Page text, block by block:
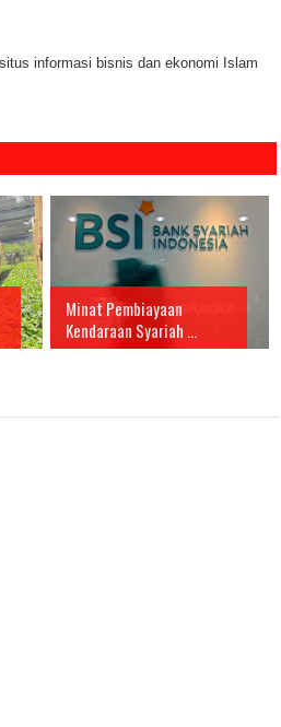
informasi bisnis dan ekonomi Islam
Minat Pembiayaan
Kendaraan Syariah ...